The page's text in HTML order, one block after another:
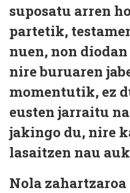
suposatu arren
partetik,
nuen, non
nire buruaren
momentutik, ez
eusten jarraitu
jakingo du, nire
lasaitzen nau
Nola